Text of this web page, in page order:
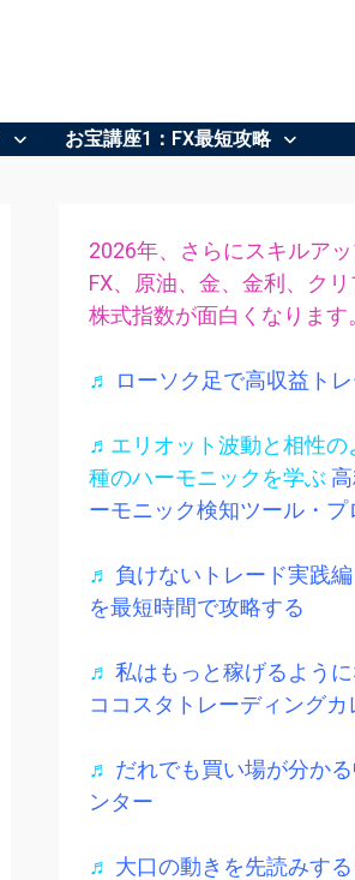
お宝講座1：FX最短攻略
2026年、さらにスキルア
FX、原油、金、金利、クリ
株式指数が面白くなります
♬ ローソク足で高収益ト
♬エリオット波動と相性の
種のハーモニックを学ぶ
ーモニック検知ツール・プ
♬ 負けないトレード実践編
を最短時間で攻略する
♬ 私はもっと稼げるように
ココスタトレーディングカ
♬ だれでも買い場が分か
ンター
♬ 大口の動きを先読みする